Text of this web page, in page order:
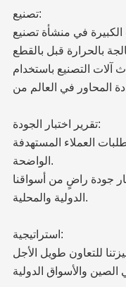
تصنيع:
آلات التصنيع باستخدام
تقرير اختبار الجودة:
العملاء المستهدفة
الواضحة.
جودة راضٍ من أسواقنا
الدولية والمحلية.
استراتيجية: